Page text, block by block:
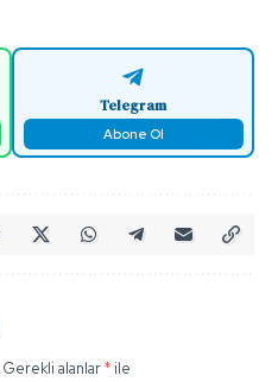
Telegram
Abone Ol
Gerekli alanlar*ile